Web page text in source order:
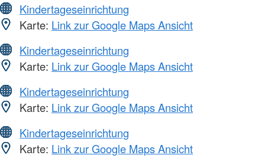
Kindertageseinrichtung
Karte: Link zur Google Maps Ansicht
Kindertageseinrichtung
Karte: Link zur Google Maps Ansicht
Kindertageseinrichtung
Karte: Link zur Google Maps Ansicht
Kindertageseinrichtung
Karte: Link zur Google Maps Ansicht